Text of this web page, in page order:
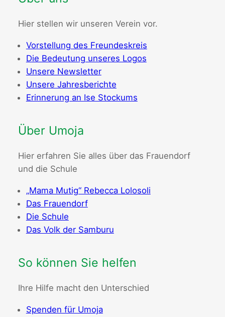
Hier stellen wir unseren Verein vor.
Vorstellung des Freundeskreis
Die Bedeutung unseres Logos
Unsere Newsletter
Unsere Jahresberichte
Erinnerung an Ise Stockums
Über Umoja
Hier erfahren Sie alles über das Frauendorf
und die Schule
„Mama Mutig“ Rebecca Lolosoli
Das Frauendorf
Die Schule
Das Volk der Samburu
So können Sie helfen
Ihre Hilfe macht den Unterschied
Spenden für Umoja